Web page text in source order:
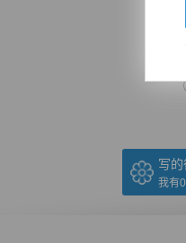
写的
我有0